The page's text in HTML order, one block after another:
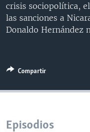
LAS CLAVES
PANORAMA
BUENOS DÍAS
ESTADOS UNIDOS AL
Learning English
Idiomas
crisis sociopolítica,
las sanciones a
Donaldo Hernández
Compartir
Episodios